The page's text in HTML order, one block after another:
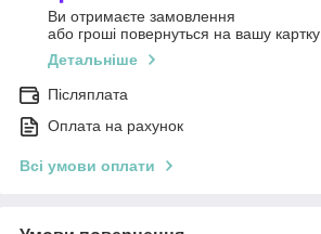
Ви отримаєте замовлення
або гроші повернуться на вашу картку
Детальніше
Післяплата
Оплата на рахунок
Всі умови оплати